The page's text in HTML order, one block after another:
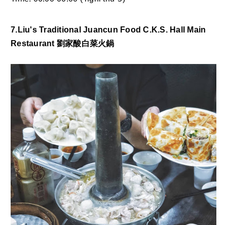
7.Liu's Traditional Juancun Food C.K.S. Hall Main
Restaurant 劉家酸白菜火鍋